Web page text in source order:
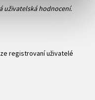
uživatelská hodnocení.
registrovaní uživatelé